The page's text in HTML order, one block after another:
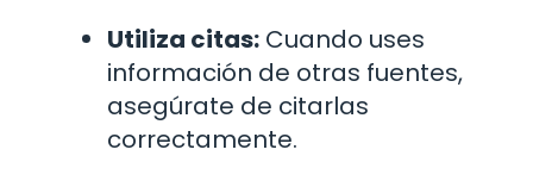
Utiliza citas: Cuando uses
información de otras fuentes,
asegúrate de citarlas
correctamente.